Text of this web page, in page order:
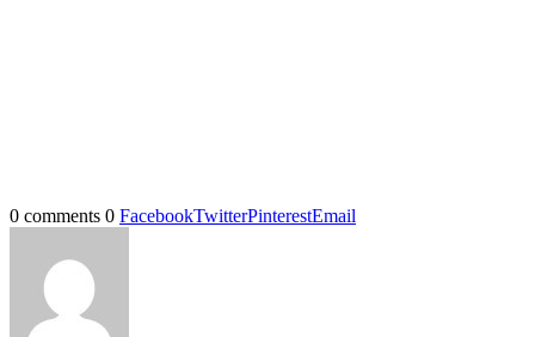
0 comments 0 FacebookTwitterPinterestEmail